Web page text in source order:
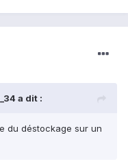
a dit :
du déstockage sur un